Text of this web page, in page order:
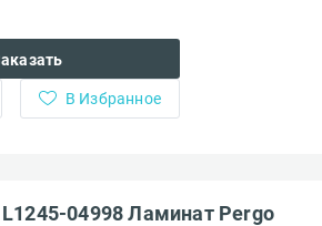
В Избранное
04998 Ламинат Pergo